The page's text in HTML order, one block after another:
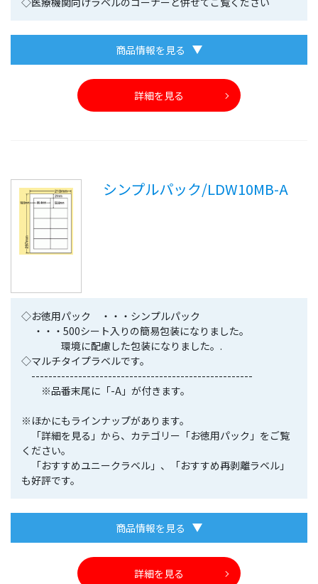
商品情報を見る
詳細を見る
シンプルパック/LDW10MB-A
◇お徳用パック ・・・シンプルパック
・・・500シート入りの簡易包装になりました。
環境に配慮した包装になりました。.
◇マルチタイプラベルです。
----------------------------------------------------
※品番末尾に「-A」が付きます。
※ほかにもラインナップがあります。
「詳細を見る」から、カテゴリー「お徳用パック」をご覧
ください。
「おすすめユニークラベル」、「おすすめ再剥離ラベル」
も好評です。
商品情報を見る
詳細を見る